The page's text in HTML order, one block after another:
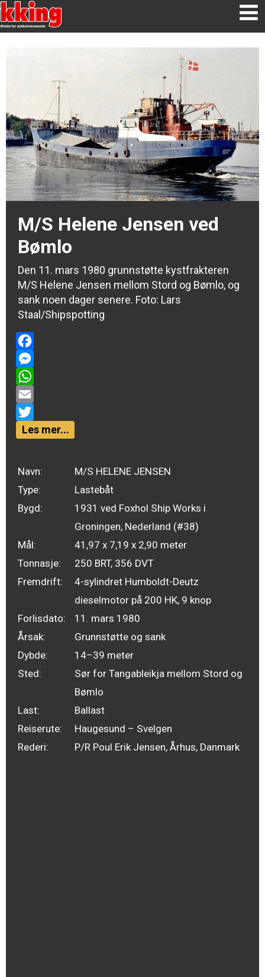
M/S Helene Jensen ved
Bømlo
Den 11. mars 1980 grunnstøtte kystfrakteren
M/S Helene Jensen mellom Stord og Bømlo, og
sank noen dager senere. Foto: Lars
Staal/Shipspotting
Facebook
Messenger
WhatsApp
Email
Twitter
Les mer...
Navn:
M/S HELENE JENSEN
Type:
Lastebåt
Bygd:
1931 ved Foxhol Ship Works i
Groningen, Nederland (#38)
Mål:
41,97 x 7,19 x 2,90 meter
Tonnasje:
250 BRT, 356 DVT
Fremdrift:
4-sylindret Humboldt-Deutz
dieselmotor på 200 HK, 9 knop
Forlisdato:
11. mars 1980
Årsak:
Grunnstøtte og sank
Dybde:
14–39 meter
Sted:
Sør for Tangableikja mellom Stord og
Bømlo
Last:
Ballast
Reiserute:
Haugesund – Svelgen
Rederi:
P/R Poul Erik Jensen, Århus, Danmark